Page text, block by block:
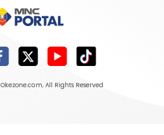
Okezone.com, All Rights Reserved